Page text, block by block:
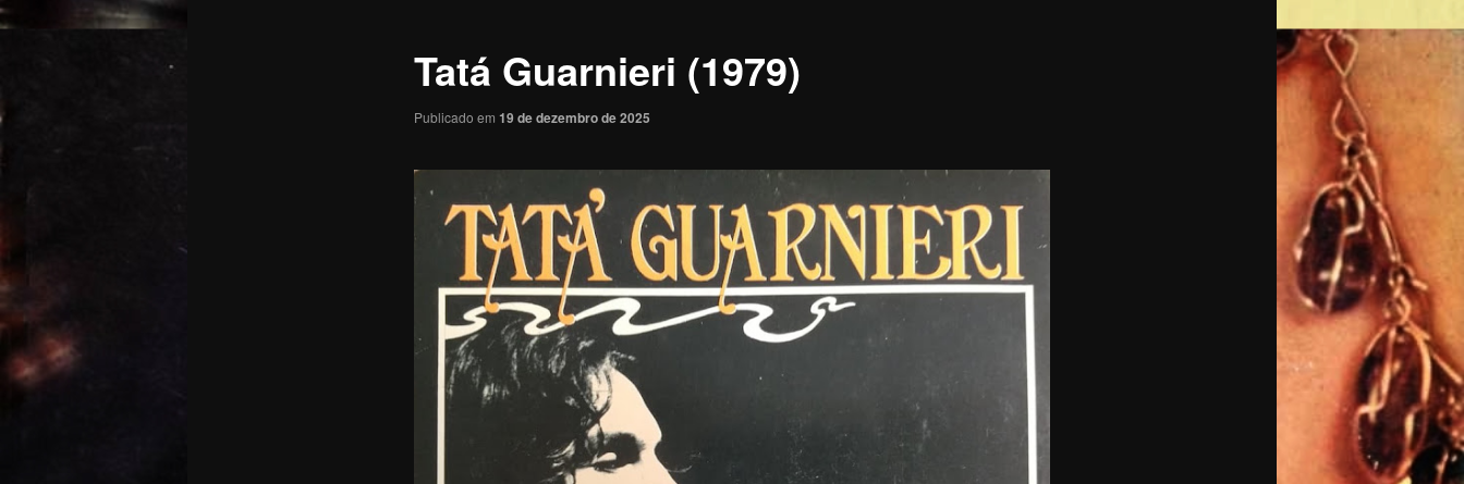
Tatá Guarnieri (1979)
Publicado em 19 de dezembro de 2025